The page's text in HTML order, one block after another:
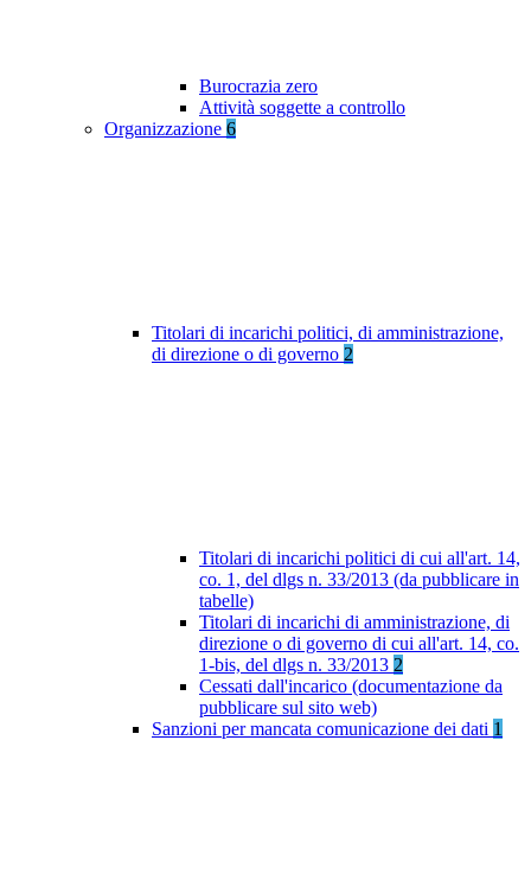
Burocrazia zero
Attività soggette a controllo
Organizzazione 6
Titolari di incarichi politici, di amministrazione,
di direzione o di governo 2
Titolari di incarichi politici di cui all'art. 14,
co. 1, del dlgs n. 33/2013 (da pubblicare in
tabelle)
Titolari di incarichi di amministrazione, di
direzione o di governo di cui all'art. 14, co.
1-bis, del dlgs n. 33/2013 2
Cessati dall'incarico (documentazione da
pubblicare sul sito web)
Sanzioni per mancata comunicazione dei dati 1